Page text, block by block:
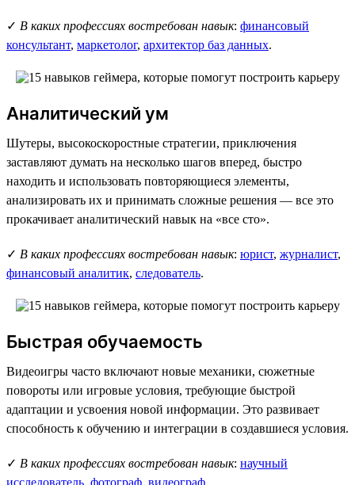
✓ В каких профессиях востребован навык: финансовый
консультант, маркетолог, архитектор баз данных.
Аналитический ум
Шутеры, высокоскоростные стратегии, приключения
заставляют думать на несколько шагов вперед, быстро
находить и использовать повторяющиеся элементы,
анализировать их и принимать сложные решения — все это
прокачивает аналитический навык на «все сто».
✓ В каких профессиях востребован навык: юрист, журналист,
финансовый аналитик, следователь.
Быстрая обучаемость
Видеоигры часто включают новые механики, сюжетные
повороты или игровые условия, требующие быстрой
адаптации и усвоения новой информации. Это развивает
способность к обучению и интеграции в создавшиеся условия.
✓ В каких профессиях востребован навык: научный
исследователь, фотограф, видеограф.